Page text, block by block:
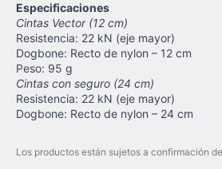
Especificaciones
Cintas Vector (12 cm)
Resistencia: 22 kN (eje mayor)
Dogbone: Recto de nylon – 12 cm
Peso: 95 g
Cintas con seguro (24 cm)
Resistencia: 22 kN (eje mayor)
Dogbone: Recto de nylon – 24 cm
Los productos están sujetos a confirmación